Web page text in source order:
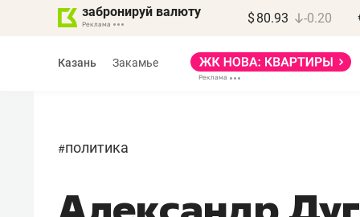
забронируй валюту $ 80.93 -0.20
Казань Закамье
#политика
Василь Мазитов